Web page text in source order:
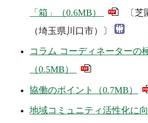
「箱」（0.6MB）
〔芝
（埼玉県川口市）〕
コラム コーディネーターの
（0.5MB）
協働のポイント（0.7MB）
地域コミュニティ活性化に